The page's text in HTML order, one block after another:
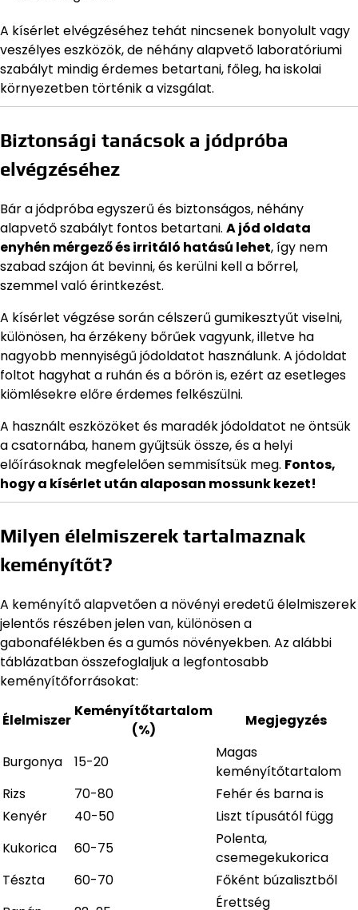
A kísérlet elvégzéséhez tehát nincsenek bonyolult vagy
veszélyes eszközök, de néhány alapvető laboratóriumi
szabályt mindig érdemes betartani, főleg, ha iskolai
környezetben történik a vizsgálat.
Biztonsági tanácsok a jódpróba
elvégzéséhez
Bár a jódpróba egyszerű és biztonságos, néhány
alapvető szabályt fontos betartani. A jód oldata
enyhén mérgező és irritáló hatású lehet, így nem
szabad szájon át bevinni, és kerülni kell a bőrrel,
szemmel való érintkezést.
A kísérlet végzése során célszerű gumikesztyűt viselni,
különösen, ha érzékeny bőrűek vagyunk, illetve ha
nagyobb mennyiségű jódoldatot használunk. A jódoldat
foltot hagyhat a ruhán és a bőrön is, ezért az esetleges
kiömlésekre előre érdemes felkészülni.
A használt eszközöket és maradék jódoldatot ne öntsük
a csatornába, hanem gyűjtsük össze, és a helyi
előírásoknak megfelelően semmisítsük meg. Fontos,
hogy a kísérlet után alaposan mossunk kezet!
Milyen élelmiszerek tartalmaznak
keményítőt?
A keményítő alapvetően a növényi eredetű élelmiszerek
jelentős részében jelen van, különösen a
gabonafélékben és a gumós növényekben. Az alábbi
táblázatban összefoglaljuk a legfontosabb
keményítőforrásokat:
Élelmiszer
Keményítőtartalom
(%)
Megjegyzés
Burgonya 15-20
Magas
keményítőtartalom
Rizs
70-80
Fehér és barna is
Kenyér
40-50
Liszt típusától függ
Kukorica
60-75
Polenta,
csemegekukorica
Tészta
60-70
Főként búzalisztből
Érettség